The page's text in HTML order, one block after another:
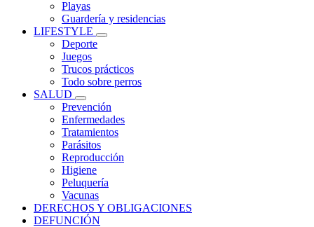
Playas
Guardería y residencias
LIFESTYLE
Deporte
Juegos
Trucos prácticos
Todo sobre perros
SALUD
Prevención
Enfermedades
Tratamientos
Parásitos
Reproducción
Higiene
Peluquería
Vacunas
DERECHOS Y OBLIGACIONES
DEFUNCIÓN